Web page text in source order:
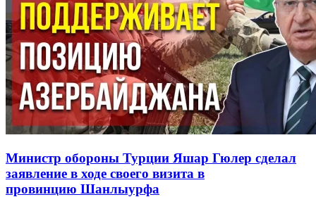
Министр обороны Турции Яшар Гюлер сделал
заявление в ходе своего визита в
провинцию Шанлыурфа